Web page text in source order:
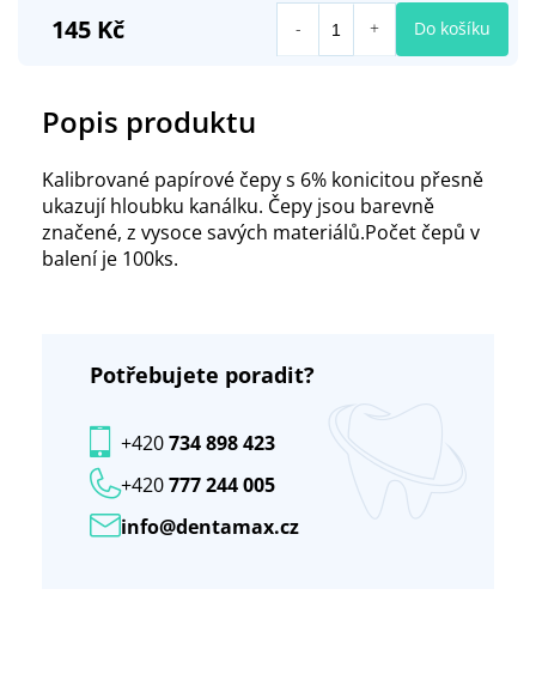
Popis produktu
Kalibrované papírové čepy s 6% konicitou přesně
ukazují hloubku kanálku. Čepy jsou barevně
značené, z vysoce savých materiálů.Počet čepů v
balení je 100ks.
Potřebujete poradit?
info@dentamax.cz
+420777 244 005
+420734 898 423
145 Kč Do košíku